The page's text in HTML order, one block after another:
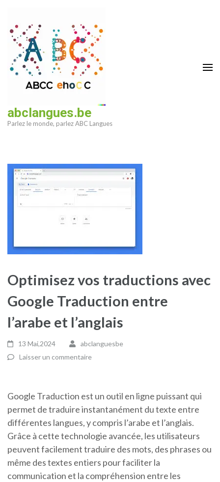
contenu
(Pressez
Entrée)
abclangues.be
Parlez le monde, parlez ABC Langues
Optimisez vos traductions avec
Google Traduction entre
l’arabe et l’anglais
13 Mai,2024
abclanguesbe
Laisser un commentaire
Google Traduction est un outil en ligne puissant qui
permet de traduire instantanément du texte entre
différentes langues, y compris l’arabe et l’anglais.
Grâce à cette technologie avancée, les utilisateurs
peuvent facilement traduire des mots, des phrases ou
même des textes entiers pour faciliter la
communication et la compréhension entre les